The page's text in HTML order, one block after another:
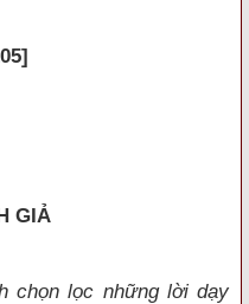
GIẢ
chọn lọc những lời dạy